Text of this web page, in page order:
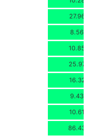
8.568
9.434